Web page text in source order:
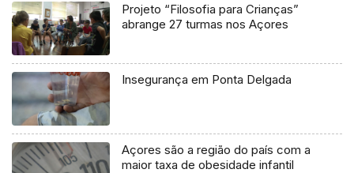
Projeto “Filosofia para Crianças”
abrange 27 turmas nos Açores
Insegurança em Ponta Delgada
Açores são a região do país com a
maior taxa de obesidade infantil